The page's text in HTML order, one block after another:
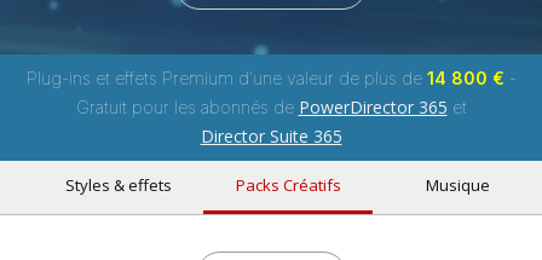
Plug-ins et effets Premium d'une valeur de plus de 14 800 € -
Gratuit pour les abonnés de PowerDirector 365 et
Director Suite 365
Styles & effets Packs Créatifs Musique